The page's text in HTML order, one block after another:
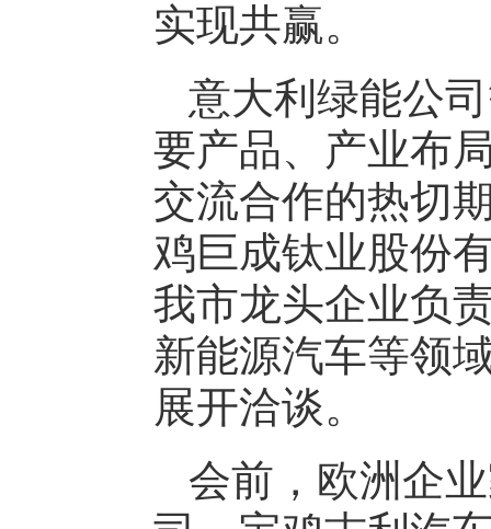
实现共赢。
意大利绿能公
要产品、产业布
交流合作的热切
鸡巨成钛业股份
我市龙头企业负
新能源汽车等领
展开洽谈。
会前，欧洲企